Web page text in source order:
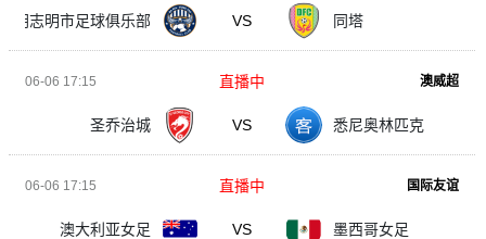
胡志明市足球俱乐部 VS 同塔
06-06 17:15 澳威超
圣乔治城 VS 悉尼奥林匹克
直播中
06-06 17:15 国际友谊
澳大利亚女足 VS 墨西哥女足
直播中